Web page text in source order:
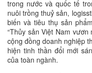
trong nước và quốc tế
nuôi trồng thuỷ sản,
biến và tiêu thụ sản
“Thủy sản Việt Nam
cộng đồng doanh nghiệp
hiện tinh thần đổi mới
của toàn ngành.